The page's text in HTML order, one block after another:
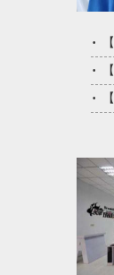
【
【
【